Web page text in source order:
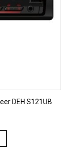
DEH S121UB